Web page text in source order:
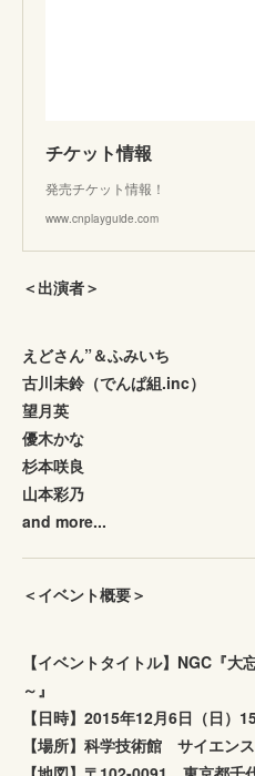
チケット情報
発売チケット情報！
www.cnplayguide.com
＜出演者＞
えどさん”＆ふみいち
古川未鈴（でんぱ組.inc）
望月英
優木かな
杉本咲良
山本彩乃
and more...
＜イベント概要＞
【イベントタイトル】NGC『
～』
【日時】2015年12月6日（日）
【場所】科学技術館 サイエン